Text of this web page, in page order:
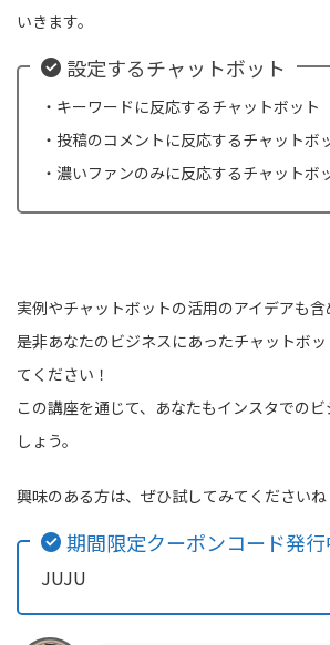
いきます。
設定するチャットボット
・キーワードに反応するチャットボット
・投稿のコメントに反応するチャットボ
・濃いファンのみに反応するチャットボ
実例やチャットボットの活用のアイデアも含
是非あなたのビジネスにあったチャットボ
てください！
この講座を通じて、あなたもインスタでの
しょう。
興味のある方は、ぜひ試してみてくださいね
期間限定クーポンコード発行
JUJU